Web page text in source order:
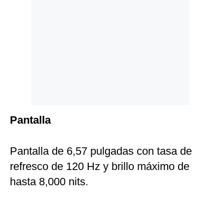
Pantalla
Pantalla de 6,57 pulgadas con tasa de
refresco de 120 Hz y brillo máximo de
hasta 8,000 nits.